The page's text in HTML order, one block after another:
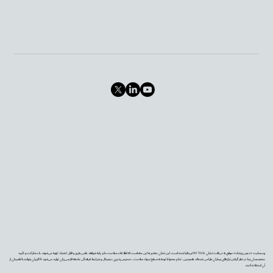
وب‌سایت «دیجی‌پزشک» موفق به دریافت نشان PIF TICK بریتانیا شده است. این نشان معتبر به این معناست که اطلاعات سلامت ما بر پایه شواهد علمی به‌روز و قابل اعتماد تهیه می‌شوند، با مشارکت و تأیید
متخصصان و با در نظر گرفتن نیازهای بیماران طراحی شده‌اند. همچنین، تمام محتوا با توجه به سطح سواد سلامت، دسترس‌پذیری دیجیتال و شرایط فرهنگی جامعه فارسی‌زبان تولید می‌شود تا کاربران بتوانند با اطمینان از
آن استفاده کنند.